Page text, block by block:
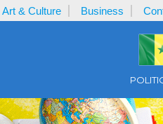
Art & Culture Business